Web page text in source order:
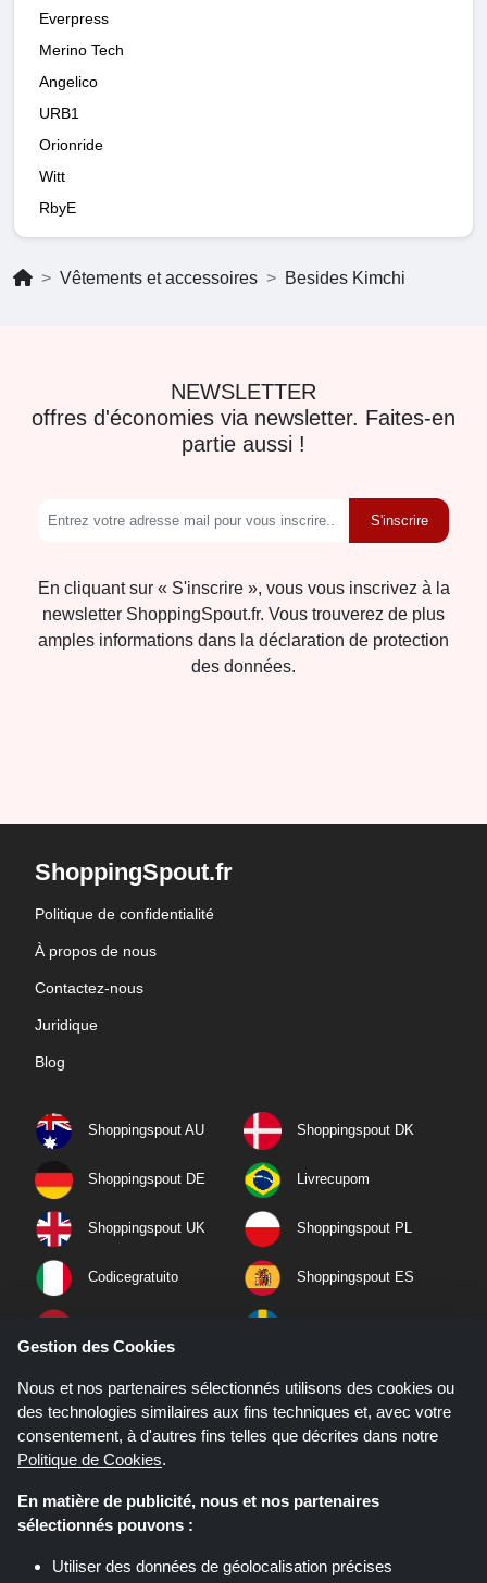
Everpress
Merino Tech
Angelico
URB1
Orionride
Witt
RbyE
Vêtements et accessoires Besides Kimchi
NEWSLETTER
offres d'économies via newsletter. Faites-en
partie aussi !
S'inscrire
En cliquant sur « S'inscrire », vous vous inscrivez à la
newsletter ShoppingSpout.fr. Vous trouverez de plus
amples informations dans la déclaration de protection
des données.
ShoppingSpout.fr
Politique de confidentialité
À propos de nous
Contactez-nous
Juridique
Blog
Shoppingspout AU Shoppingspout DK
Shoppingspout DE Livrecupom
Shoppingspout UK Shoppingspout PL
Codicegratuito Shoppingspout ES
Gestion des Cookies
Nous et nos partenaires sélectionnés utilisons des cookies ou
des technologies similaires aux fins techniques et, avec votre
consentement, à d'autres fins telles que décrites dans notre
Politique de Cookies.
En matière de publicité, nous et nos partenaires
sélectionnés pouvons :
Utiliser des données de géolocalisation précises